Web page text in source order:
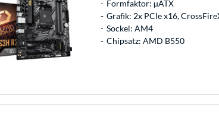
Formfaktor: µATX
Grafik: 2x PCIe x16,
Sockel: AM4
Chipsatz: AMD B550